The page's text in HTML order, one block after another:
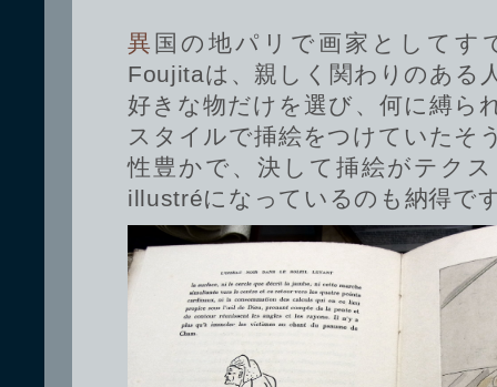
異国の地パリで画家としてすでに地位を築いていた
Foujitaは、親しく関わりのある
好きな物だけを選び、何に縛ら
スタイルで挿絵をつけていたそ
性豊かで、決して挿絵がテク
illustréになっているのも納得で